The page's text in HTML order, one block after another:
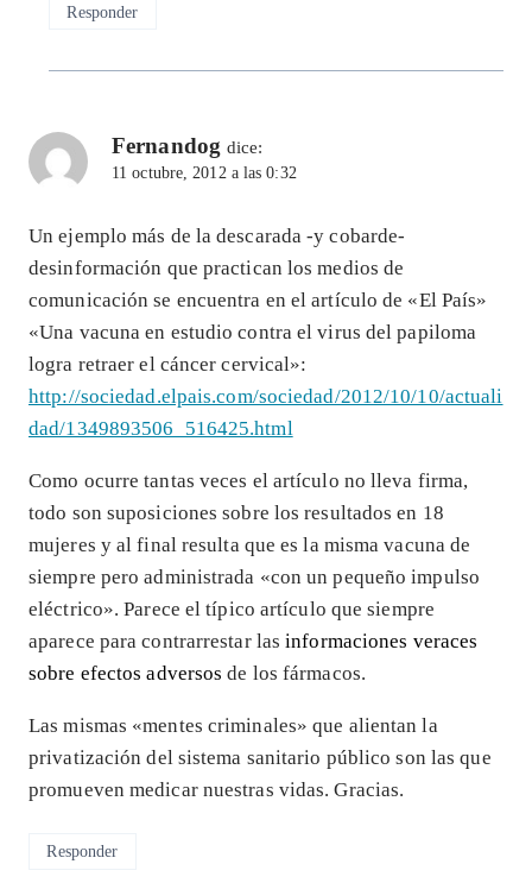
Responder
Fernandog dice:
11 octubre, 2012 a las 0:32
Un ejemplo más de la descarada -y cobarde-
desinformación que practican los medios de
comunicación se encuentra en el artículo de «El País»
«Una vacuna en estudio contra el virus del papiloma
logra retraer el cáncer cervical»:
http://sociedad.elpais.com/sociedad/2012/10/10/actuali
dad/1349893506_516425.html
Como ocurre tantas veces el artículo no lleva firma,
todo son suposiciones sobre los resultados en 18
mujeres y al final resulta que es la misma vacuna de
siempre pero administrada «con un pequeño impulso
eléctrico». Parece el típico artículo que siempre
aparece para contrarrestar lasinformaciones veraces
sobre efectos adversos de los fármacos.
Las mismas «mentes criminales» que alientan la
privatización del sistema sanitario público son las que
promueven medicar nuestras vidas. Gracias.
Responder